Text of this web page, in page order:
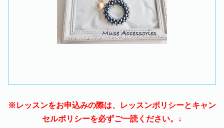
※レッスンをお申込みの際は、レッスンポリシーとキャン
セルポリシーを必ずご一読ください。↓